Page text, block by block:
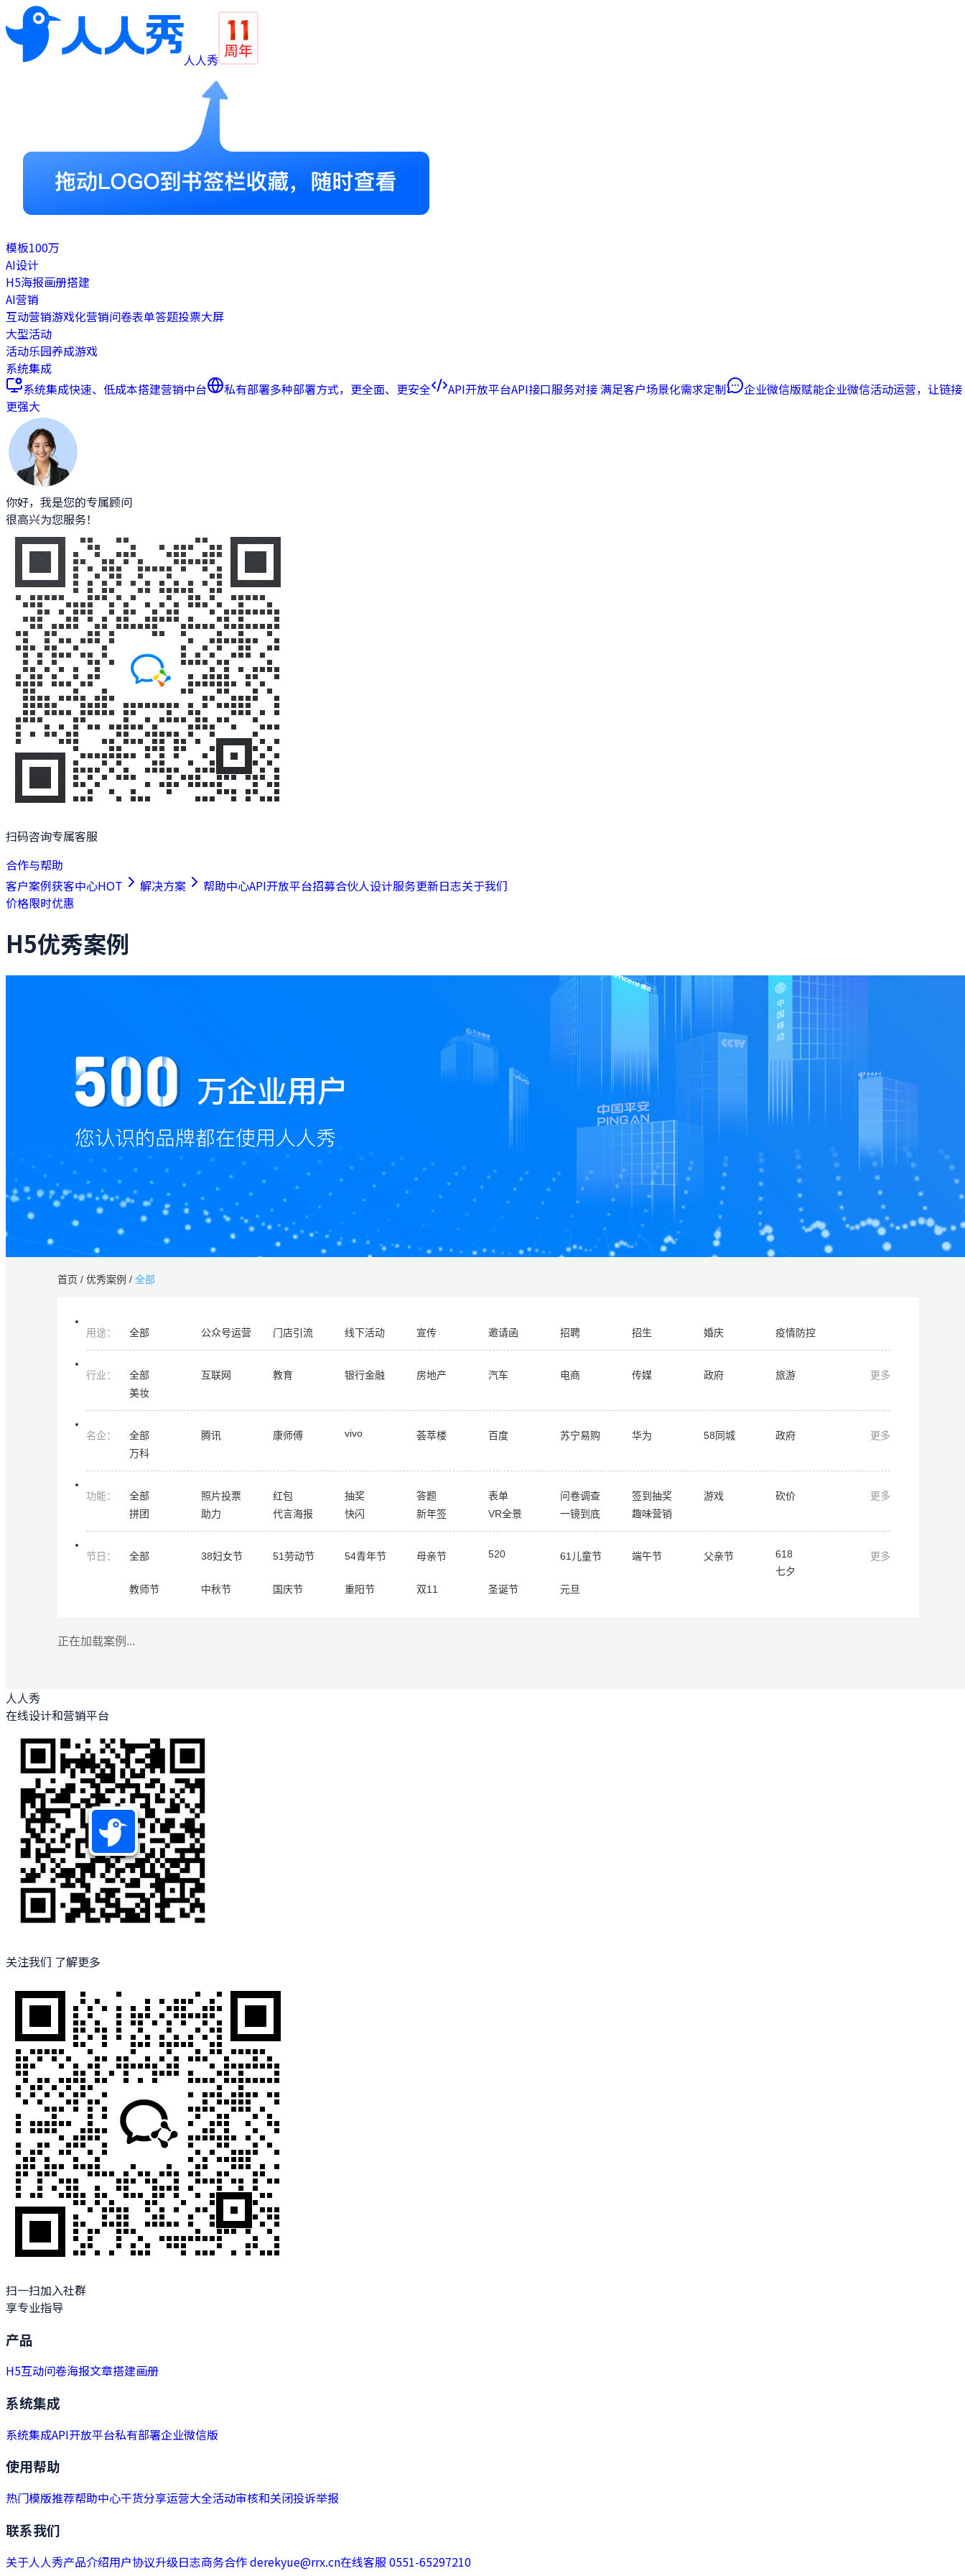
人人秀
模板100万
AI设计
H5海报画册搭建
AI营销
互动营销游戏化营销问卷表单答题投票大屏
大型活动
活动乐园养成游戏
系统集成
系统集成快速、低成本搭建营销中台 私有部署多种部署方式，更全面、更安全 API开放平台API接口服务对接 满足客户场景化需求定制 企业微信版赋能企业微信活动运营，让链接
更强大
你好，我是您的专属顾问
很高兴为您服务！
扫码咨询专属客服
合作与帮助
客户案例获客中心HOT 解决方案 帮助中心API开放平台招募合伙人设计服务更新日志关于我们
价格限时优惠
H5优秀案例
首页 / 优秀案例 / 全部
用途： 全部 公众号运营 门店引流 线下活动 宣传 邀请函 招聘 招生 婚庆 疫情防控
行业： 全部 互联网 教育 银行金融 房地产 汽车 电商 传媒 政府
旅游
美妆
更多
名企： 全部 腾讯 康师傅 vivo 荟萃楼 百度 苏宁易购 华为 58同城
政府
万科
更多
功能： 全部 照片投票 红包 抽奖 答题 表单 问卷调查 签到抽奖 游戏
砍价
拼团
助力 代言海报 快闪 新年签 VR全景 一镜到底 趣味营销
更多
节日 ： 全部 38妇女节 51劳动节 54青年节 母亲节 520 61儿童节 端午节 父亲节
618
七夕
教师节
中秋节 国庆节 重阳节 双11 圣诞节 元旦
更多
正在加载案例...
人人秀
在线设计和营销平台
关注我们 了解更多
扫一扫加入社群
享专业指导
产品
H5互动问卷海报文章搭建画册
系统集成
系统集成API开放平台私有部署企业微信版
使用帮助
热门模版推荐帮助中心干货分享运营大全活动审核和关闭投诉举报
联系我们
关于人人秀产品介绍用户协议升级日志商务合作 derekyue@rrx.cn在线客服 0551-65297210